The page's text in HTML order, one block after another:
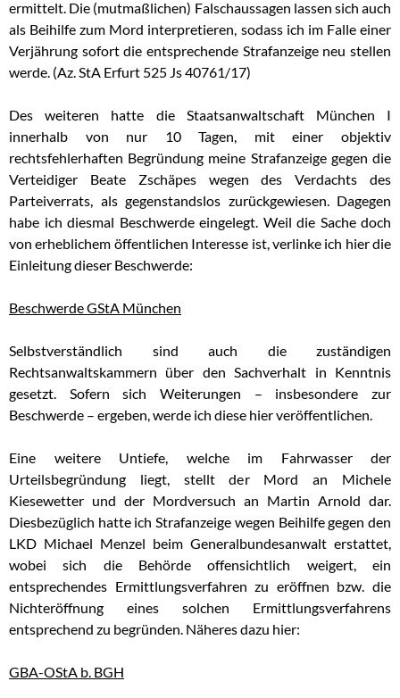
ermittelt. Die (mutmaßlichen) Falschaussagen lassen sich auch
als Beihilfe zum Mord interpretieren, sodass ich im Falle einer
Verjährung sofort die entsprechende Strafanzeige neu stellen
werde. (Az. StA Erfurt 525 Js 40761/17)
Des weiteren hatte die Staatsanwaltschaft München I
innerhalb von nur 10 Tagen, mit einer objektiv
rechtsfehlerhaften Begründung meine Strafanzeige gegen die
Verteidiger Beate Zschäpes wegen des Verdachts des
Parteiverrats, als gegenstandslos zurückgewiesen. Dagegen
habe ich diesmal Beschwerde eingelegt. Weil die Sache doch
von erheblichem öffentlichen Interesse ist, verlinke ich hier die
Einleitung dieser Beschwerde:
Beschwerde GStA München
Selbstverständlich sind auch die zuständigen
Rechtsanwaltskammern über den Sachverhalt in Kenntnis
gesetzt. Sofern sich Weiterungen – insbesondere zur
Beschwerde – ergeben, werde ich diese hier veröffentlichen.
Eine weitere Untiefe, welche im Fahrwasser der
Urteilsbegründung liegt, stellt der Mord an Michele
Kiesewetter und der Mordversuch an Martin Arnold dar.
Diesbezüglich hatte ich Strafanzeige wegen Beihilfe gegen den
LKD Michael Menzel beim Generalbundesanwalt erstattet,
wobei sich die Behörde offensichtlich weigert, ein
entsprechendes Ermittlungsverfahren zu eröffnen bzw. die
Nichteröffnung eines solchen Ermittlungsverfahrens
entsprechend zu begründen. Näheres dazu hier:
GBA-OStA b. BGH